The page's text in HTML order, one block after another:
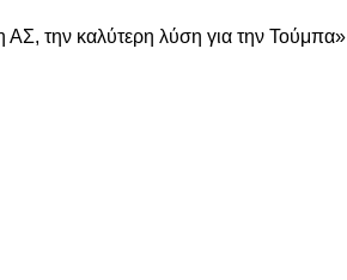
την καλύτερη λύση για την Τούμπα»